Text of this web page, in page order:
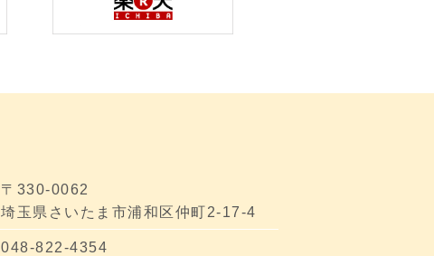
〒330-0062
埼玉県さいたま市浦和区仲町2-17-4
048-822-4354